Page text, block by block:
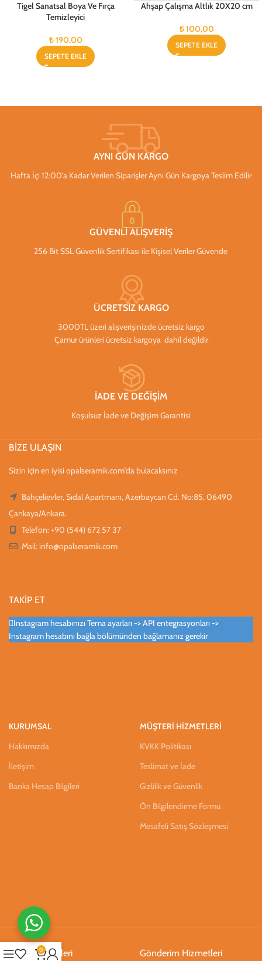
Tigel Sanatsal Boya Ve Fırça
Temizleyici
₺190,00
SEPETE EKLE
Ahşap Çalışma Altlık 20X20 cm
₺100,00
SEPETE EKLE
AYNI GÜN KARGO
Hafta İçi 12:00’a Kadar Verilen Siparişler Aynı Gün Kargoya Teslim Edilir
GÜVENLİ ALIŞVERİŞ
256 Bit SSL Güvenlik Sertifikası ile Kişisel Veriler Güvende
ÜCRETSİZ KARGO
3000TL üzeri alışverişinizde ücretsiz kargo
Çamur ürünleri ücretsiz kargoya dahil değildir
İADE VE DEĞİŞİM
Koşulsuz İade ve Değişim Garantisi
BİZE ULAŞIN
Sizin için en iyisi opalseramik.com'da bulacaksınız
Bahçelievler, Sıdal Apartmanı, Azerbaycan Cd. No:85, 06490
Çankaya/Ankara.
Telefon: +90 (544) 672 57 37
Mail: info@opalseramik.com
TAKİP ET
Instagram hesabınızı Tema ayarları -> API entegrasyonları ->
Instagram hesabını bağla bölümünden bağlamanız gerekir
KURUMSAL
Hakkımızda
İletişim
Banka Hesap Bilgileri
MÜŞTERİ HİZMETLERİ
KVKK Politikası
Teslimat ve İade
Gizlilik ve Güvenlik
Ön Bilgilendirme Formu
Mesafeli Satış Sözleşmesi
Ödeme Hizmetleri Gönderim Hizmetleri
0